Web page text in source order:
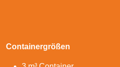
Containergrößen